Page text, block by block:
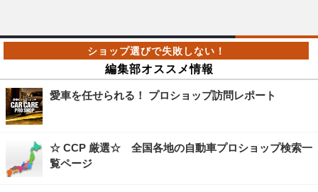
編集部オススメ情報
愛車を任せられる！ プロショップ訪問レポート
☆ CCP 厳選☆ 全国各地の自動車プロショップ検索一
覧ページ